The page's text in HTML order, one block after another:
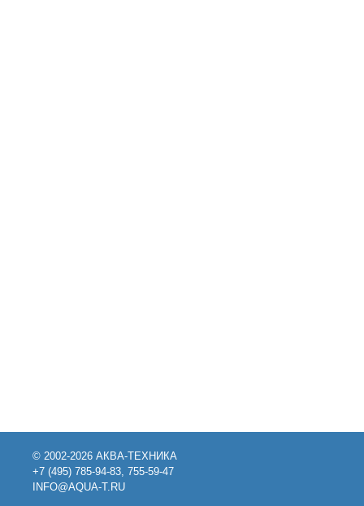
© 2002-2026 АКВА-ТЕХНИКА
+7 (495) 785-94-83, 755-59-47
INFO@AQUA-T.RU